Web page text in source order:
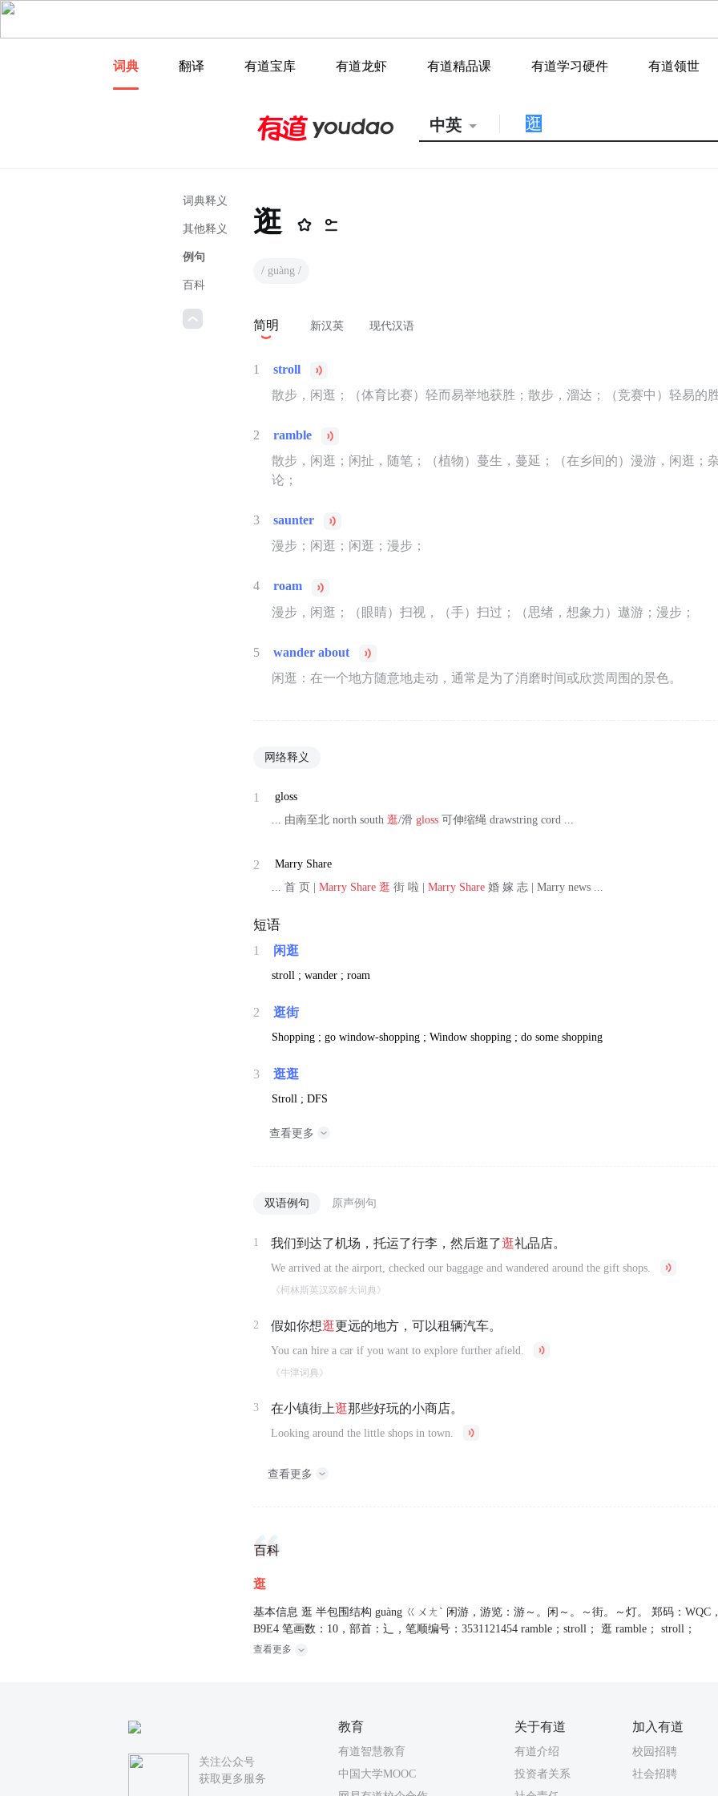
词典 翻译 有道宝库 有道龙虾 有道精品课 有道学习硬件 有道领世
中英
词典释义
其他释义
例句
百科
逛
/ guàng /
简明 新汉英 现代汉语
1
stroll
散步，闲逛；（体育比赛）轻而易举地获胜；散步，溜达；（竞赛中）轻易的胜
2
ramble
散步，闲逛；闲扯，随笔；（植物）蔓生，蔓延；（在乡间的）漫游，闲逛；
论；
3
saunter
漫步；闲逛；闲逛；漫步；
4
roam
漫步，闲逛；（眼睛）扫视，（手）扫过；（思绪，想象力）遨游；漫步；
5
wander about
闲逛：在一个地方随意地走动，通常是为了消磨时间或欣赏周围的景色。
网络释义
1
gloss
... 由南至北 north south逛/滑gloss 可伸缩绳 drawstring cord ...
2
Marry Share
... 首 页 |Marry Share 逛 街 啦 |Marry Share 婚 嫁 志 | Marry news ...
短语
1 闲逛
stroll ; wander ; roam
2 逛街
Shopping ; go window-shopping ; Window shopping ; do some shopping
3 逛逛
Stroll ; DFS
查看更多
双语例句 原声例句
1 我们到达了机场，托运了行李，然后逛了逛礼品店。
We arrived at the airport, checked our baggage and wandered around the gift shops.
《柯林斯英汉双解大词典》
2 假如你想逛更远的地方，可以租辆汽车。
You can hire a car if you want to explore further afield.
《牛津词典》
3 在小镇街上逛那些好玩的小商店。
Looking around the little shops in town.
查看更多
百科
逛
基本信息 逛 半包围结构 guàng ㄍㄨㄤˋ 闲游，游览：游～。闲～。～街。～灯。 郑码：WQC
B9E4 笔画数：10，部首：辶，笔顺编号：3531121454 ramble；stroll； 逛 ramble； stroll；
查看更多
关注公众号
获取更多服务
教育
有道智慧教育
中国大学MOOC
关于有道
有道介绍
投资者关系
加入有道
校园招聘
社会招聘